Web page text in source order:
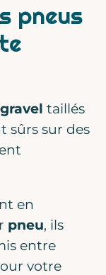
pneus
taillés
sûrs sur des
en
pneu, ils
entre
votre